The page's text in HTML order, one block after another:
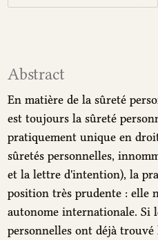
Abstract
En matière de la sûreté
est toujours la sûreté
pratiquement unique en
sûretés personnelles,
et la lettre d'intention), la
position très prudente : elle
autonome internationale. Si
personnelles ont déjà trouvé